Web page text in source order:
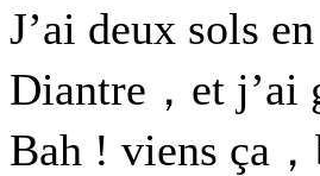
J’ai deux sols en
Diantre，et
Bah ! viens ça